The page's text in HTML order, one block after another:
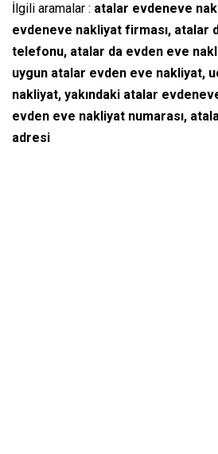
İlgili aramalar : atalar evdeneve
evdeneve nakliyat firması, atalar
telefonu, atalar da evden eve
uygun atalar evden eve nakliyat,
nakliyat, yakındaki atalar
evden eve nakliyat numarası,
adresi